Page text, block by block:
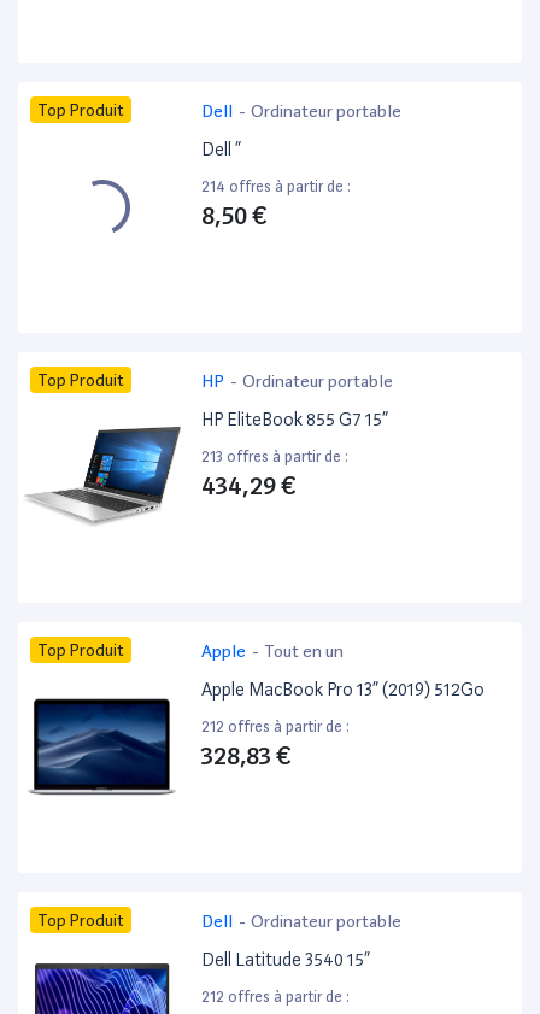
Top Produit Dell - Ordinateur portable
Dell ”
214 offres à partir de :
8,50 €
Top Produit HP - Ordinateur portable
HP EliteBook 855 G7 15”
213 offres à partir de :
434,29 €
Top Produit Apple - Tout en un
Apple MacBook Pro 13” (2019) 512Go
212 offres à partir de :
328,83 €
Top Produit Dell - Ordinateur portable
Dell Latitude 3540 15”
212 offres à partir de :